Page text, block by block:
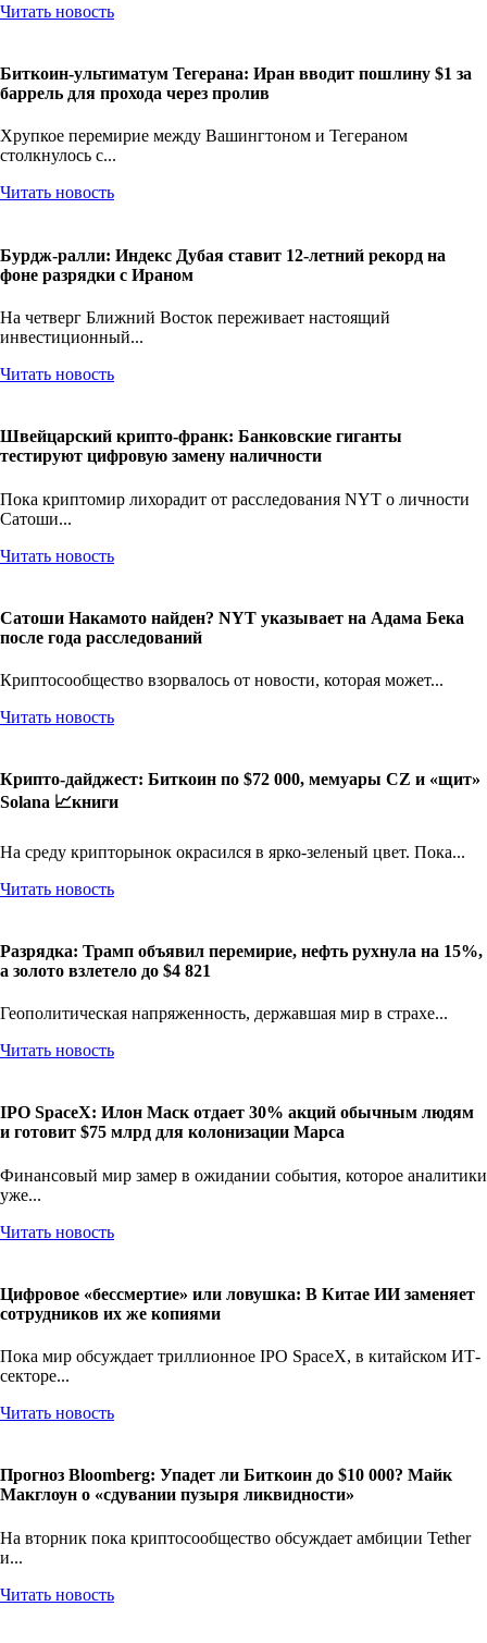
Читать новость
Биткоин-ультиматум Тегерана: Иран вводит пошлину $1 за
баррель для прохода через пролив
Хрупкое перемирие между Вашингтоном и Тегераном
столкнулось с...
Читать новость
Бурдж-ралли: Индекс Дубая ставит 12-летний рекорд на
фоне разрядки с Ираном
На четверг Ближний Восток переживает настоящий
инвестиционный...
Читать новость
Швейцарский крипто-франк: Банковские гиганты
тестируют цифровую замену наличности
Пока криптомир лихорадит от расследования NYT о личности
Сатоши...
Читать новость
Сатоши Накамото найден? NYT указывает на Адама Бека
после года расследований
Криптосообщество взорвалось от новости, которая может...
Читать новость
Крипто-дайджест: Биткоин по $72 000, мемуары CZ и «щит»
Solana 📈книги
На среду крипторынок окрасился в ярко-зеленый цвет. Пока...
Читать новость
Разрядка: Трамп объявил перемирие, нефть рухнула на 15%,
а золото взлетело до $4 821
Геополитическая напряженность, державшая мир в страхе...
Читать новость
IPO SpaceX: Илон Маск отдает 30% акций обычным людям
и готовит $75 млрд для колонизации Марса
Финансовый мир замер в ожидании события, которое аналитики
уже...
Читать новость
Цифровое «бессмертие» или ловушка: В Китае ИИ заменяет
сотрудников их же копиями
Пока мир обсуждает триллионное IPO SpaceX, в китайском ИТ-
секторе...
Читать новость
Прогноз Bloomberg: Упадет ли Биткоин до $10 000? Майк
Макглоун о «сдувании пузыря ликвидности»
На вторник пока криптосообщество обсуждает амбиции Tether
и...
Читать новость